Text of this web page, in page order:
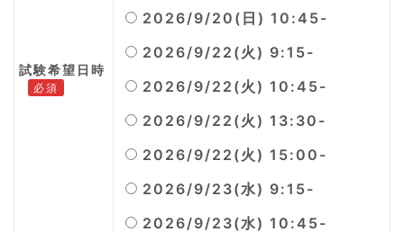
試験希望日時
必須
2026/9/20(日) 10:45-
2026/9/22(火) 9:15-
2026/9/22(火) 10:45-
2026/9/22(火) 13:30-
2026/9/22(火) 15:00-
2026/9/23(水) 9:15-
2026/9/23(水) 10:45-